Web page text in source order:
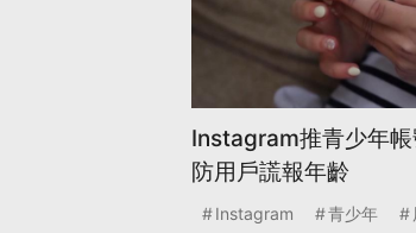
Instagram推青少年
防用戶謊報年齡
Instagram 青少年